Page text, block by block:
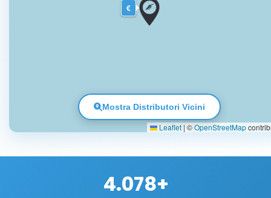
€
Leaflet | ©OpenStreetMap
Mostra Distributori Vicini
4.078+